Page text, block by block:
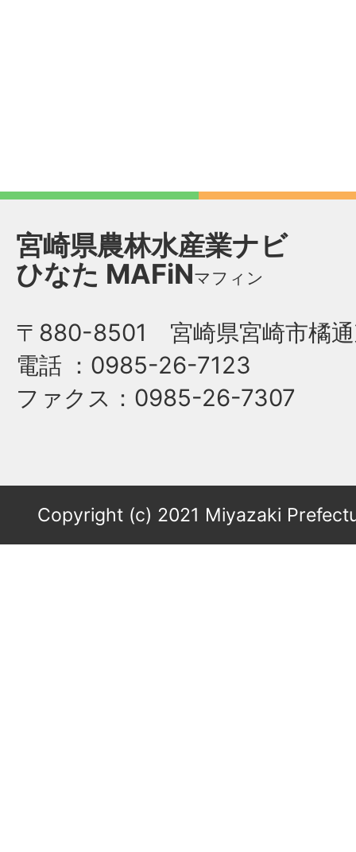
宮崎県農林水産業ナビ
ひなた MAFiNマフィン
〒880-8501 宮崎県宮崎市橘通
電話 ：0985-26-7123
ファクス ：0985-26-7307
Copyright (c) 2021 Miyazaki